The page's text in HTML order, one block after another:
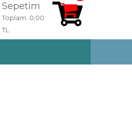
Sepetim
Toplam: 0,00
TL